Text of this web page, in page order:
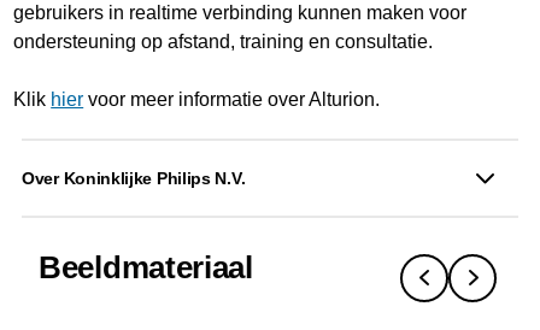
gebruikers in realtime verbinding kunnen maken voor
ondersteuning op afstand, training en consultatie.
Klik hier voor meer informatie over Alturion.
Over Koninklijke Philips N.V.
Beeldmateriaal